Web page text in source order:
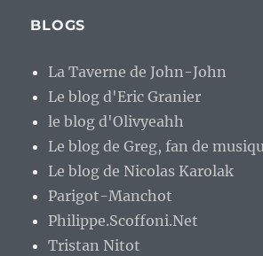
BLOGS
La Taverne de John-John
Le blog d'Eric Granier
le blog d'Olivyeahh
Le blog de Greg, fan de
Le blog de Nicolas Karolak
Parigot-Manchot
Philippe.Scoffoni.Net
Tristan Nitot